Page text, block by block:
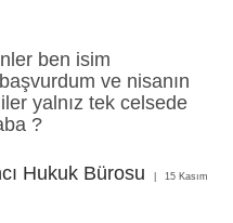
ben isim
ve nisanın
yalnız tek celsede
?
Hukuk Bürosu 15 Kasım